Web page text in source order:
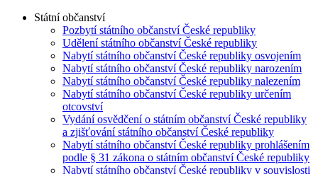
Státní občanství
Pozbytí státního občanství České republiky
Udělení státního občanství České republiky
Nabytí státního občanství České republiky osvojením
Nabytí státního občanství České republiky narozením
Nabytí státního občanství České republiky nalezením
Nabytí státního občanství České republiky určením
otcovství
Vydání osvědčení o státním občanství České republiky
a zjišťování státního občanství České republiky
Nabytí státního občanství České republiky prohlášením
podle § 31 zákona o státním občanství České republiky
Nabytí státního občanství České republiky v souvislosti